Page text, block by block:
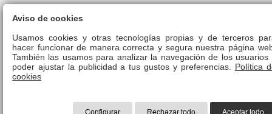
Aviso legal|Política de privacidad|Política de cookies|Canal ético|
Derecho de admisión|Normativa
Aviso de cookies
Usamos cookies y otras tecnologías propias y de terceros
hacer funcionar de manera correcta y segura nuestra página
También las usamos para analizar la navegación de los usuarios
poder ajustar la publicidad a tus gustos y preferencias. Política
cookies
Configurar Rechazar todo Aceptar todo